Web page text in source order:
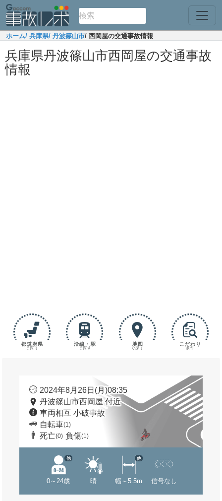
ホーム/ 兵庫県/ 丹波篠山市/ 西岡屋の交通事故情報
兵庫県丹波篠山市西岡屋の交通事故
情報
都道府県
で探す
沿線・駅
で探す
地図
で探す
こだわり
条件
2024年8月26日(月)08:35
丹波篠山市西岡屋 付近
車両相互 小破事故
自転車(1)
死亡(0) 負傷(1)
0～24歳
他
晴 幅～5.5m
他
信号なし